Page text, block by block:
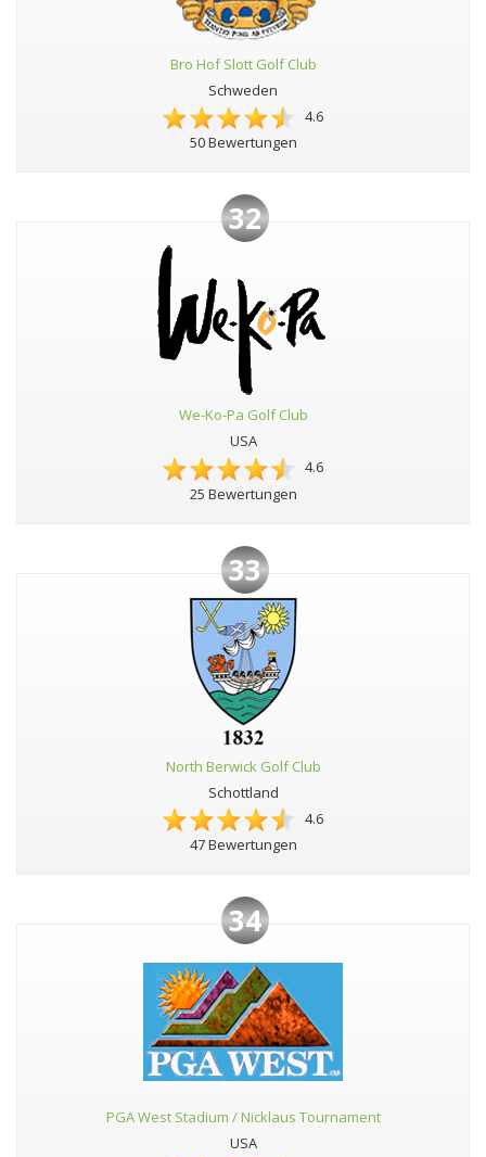
Bro Hof Slott Golf Club
Schweden
4.6
50 Bewertungen
32
We-Ko-Pa Golf Club
USA
4.6
25 Bewertungen
33
North Berwick Golf Club
Schottland
4.6
47 Bewertungen
34
PGA West Stadium / Nicklaus Tournament
USA